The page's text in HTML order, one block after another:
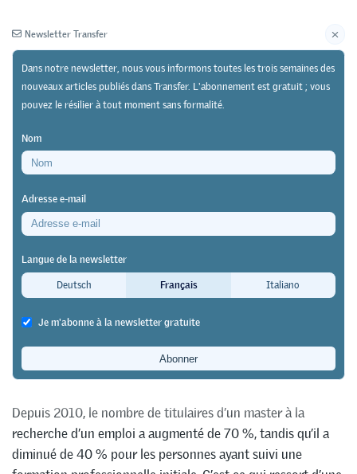
Newsletter Archives
27/11/25
Analyse des chiffres de l'OFS par l'Union patronale
Pénurie de main-d’œuvre qualifiée
et augmentation du nombre de
diplômés universitaires au chômage
Transfer
Depuis 2010, le nombre de titulaires d’un master à la
recherche d’un emploi a augmenté de 70 %, tandis qu’il a
diminué de 40 % pour les personnes ayant suivi une
Newsletter Transfer
Dans notre newsletter, nous vous informons toutes les trois semaines des
nouveaux articles publiés dans Transfer. L'abonnement est gratuit ; vous
pouvez le résilier à tout moment sans formalité.
Nom
Adresse e-mail
Langue de la newsletter
Deutsch
Français Italiano
Je m'abonne à la newsletter gratuite